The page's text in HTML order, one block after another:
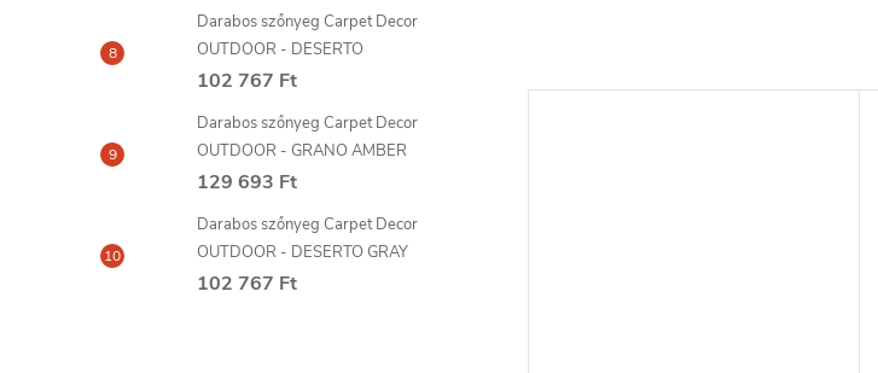
Darabos szőnyeg Carpet Decor
OUTDOOR - DESERTO
102 767 Ft
Darabos szőnyeg Carpet Decor
OUTDOOR - GRANO AMBER
129 693 Ft
Darabos szőnyeg Carpet Decor
OUTDOOR - DESERTO GRAY
102 767 Ft